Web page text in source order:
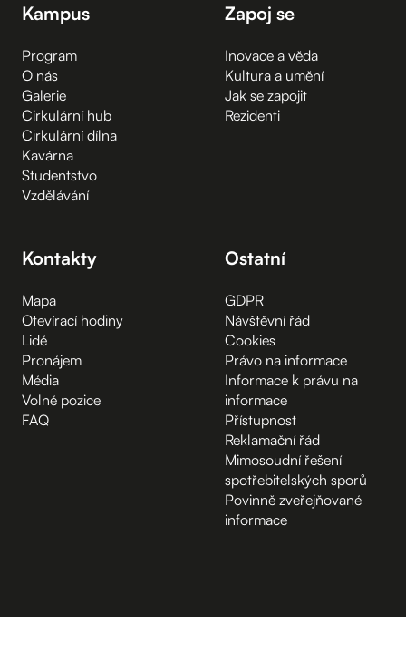
Kampus
Program
O nás
Galerie
Cirkulární hub
Cirkulární dílna
Kavárna
Studentstvo
Vzdělávání
Zapoj se
Inovace a věda
Kultura a umění
Jak se zapojit
Rezidenti
Kontakty
Mapa
Otevírací hodiny
Lidé
Pronájem
Média
Volné pozice
FAQ
Ostatní
GDPR
Návštěvní řád
Cookies
Právo na informace
Informace k právu na
informace
Přístupnost
Reklamační řád
Mimosoudní řešení
spotřebitelských sporů
Povinně zveřejňované
informace